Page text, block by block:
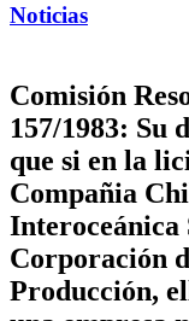
Noticias
Comisión
157/1983: Su
que si en la
Compañia
Interoceánica
Corporación
Producción,